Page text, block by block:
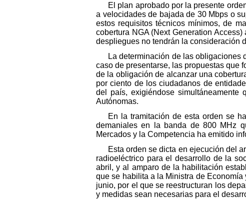
El plan aprobado por la presente
a velocidades de bajada de 30 Mbps o
estos requisitos técnicos mínimos, de
cobertura NGA (Next Generation
despliegues no tendrán la consideración
La determinación de las obligaciones
caso de presentarse, las propuestas que
de la obligación de alcanzar una
por ciento de los ciudadanos de
del país, exigiéndose
Autónomas.
En la tramitación de esta orden se
demaniales en la banda de 800 MHz
Mercados y la Competencia ha emitido
Esta orden se dicta en ejecución del
radioeléctrico para el desarrollo de la
abril, y al amparo de la habilitación
que se habilita a la Ministra de
junio, por el que se reestructuran los
y medidas sean necesarias para el